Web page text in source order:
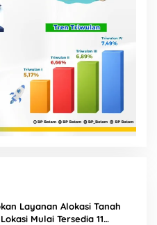
Layanan Alokasi Tanah
Mulai Tersedia 11